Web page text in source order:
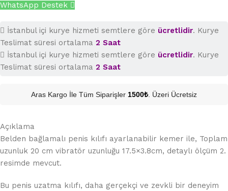
WhatsApp Destek
İstanbul içi kurye hizmeti semtlere göre ücretlidir. Kurye
Teslimat süresi ortalama 2 Saat
İstanbul içi kurye hizmeti semtlere göre ücretlidir. Kurye
Teslimat süresi ortalama 2 Saat
Aras Kargo İle Tüm Siparişler 1500₺. Üzeri Ücretsiz
Açıklama
Belden bağlamalı penis kılıfı ayarlanabilir kemer ile, Toplam
uzunluk 20 cm vibratör uzunluğu 17.5×3.8cm, detaylı ölçüm 2.
resimde mevcut.
Bu penis uzatma kılıfı, daha gerçekçi ve zevkli bir deneyim